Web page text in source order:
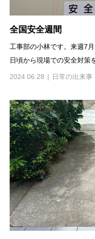
全国安全週間
工事部の小林です。来週7
日頃から現場での安全対策
2024.06.28 日常の出来事